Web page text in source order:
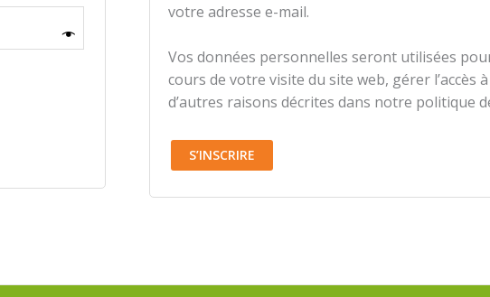
votre adresse e-mail.
Vos données personnelles seront utilisées
cours de votre visite du site web, gérer l’accès
d’autres raisons décrites dans notre politique
S’INSCRIRE